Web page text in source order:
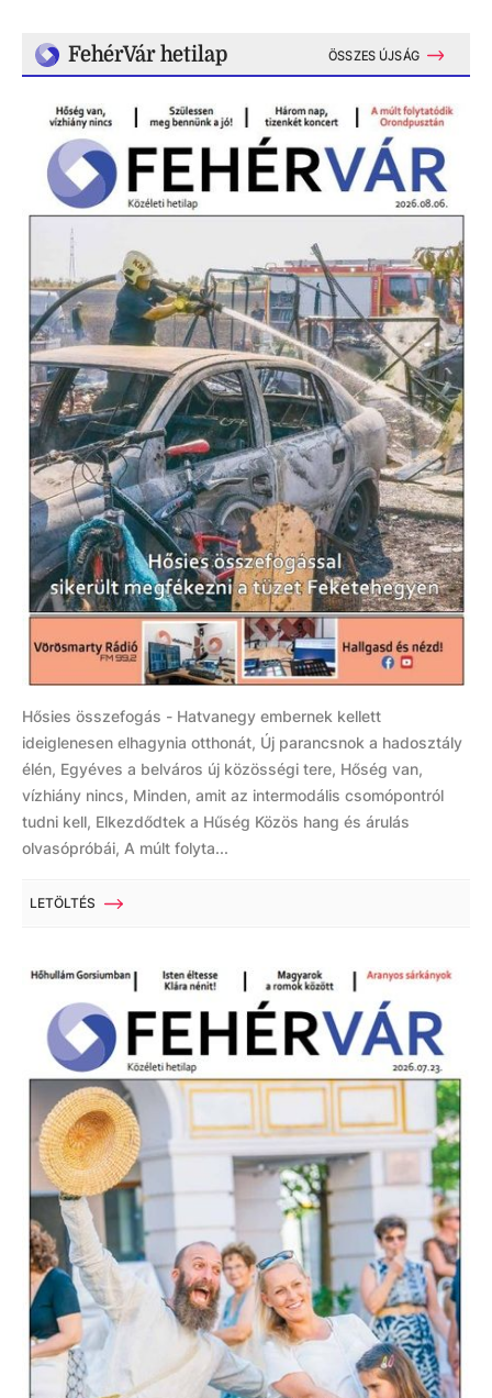
FehérVár hetilap ÖSSZES ÚJSÁG
Hősies összefogás - Hatvanegy embernek kellett
ideiglenesen elhagynia otthonát, Új parancsnok a hadosztály
élén, Egyéves a belváros új közösségi tere, Hőség van,
vízhiány nincs, Minden, amit az intermodális csomópontról
tudni kell, Elkezdődtek a Hűség Közös hang és árulás
olvasópróbái, A múlt folyta...
LETÖLTÉS